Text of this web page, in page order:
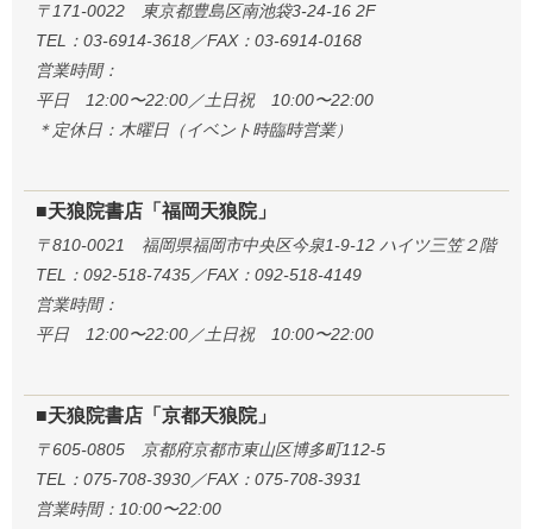
〒171-0022 東京都豊島区南池袋3-24-16 2F
TEL：03-6914-3618／FAX：03-6914-0168
営業時間：
平日 12:00〜22:00／土日祝 10:00〜22:00
＊定休日：木曜日（イベント時臨時営業）
■天狼院書店「福岡天狼院」
〒810-0021 福岡県福岡市中央区今泉1-9-12 ハイツ三笠２階
TEL：092-518-7435／FAX：092-518-4149
営業時間：
平日 12:00〜22:00／土日祝 10:00〜22:00
■天狼院書店「京都天狼院」
〒605-0805 京都府京都市東山区博多町112-5
TEL：075-708-3930／FAX：075-708-3931
営業時間：10:00〜22:00